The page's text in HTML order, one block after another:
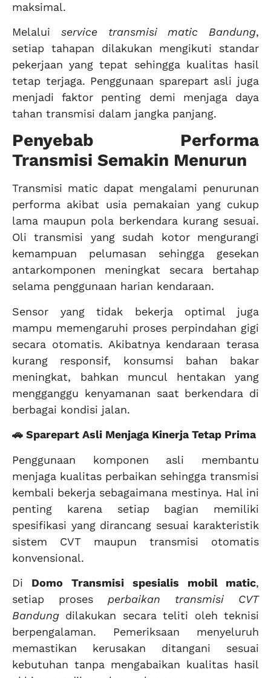
maksimal.
Melalui service transmisi matic Bandung,
setiap tahapan dilakukan mengikuti standar
pekerjaan yang tepat sehingga kualitas hasil
tetap terjaga. Penggunaan sparepart asli juga
menjadi faktor penting demi menjaga daya
tahan transmisi dalam jangka panjang.
Penyebab Performa
Transmisi Semakin Menurun
Transmisi matic dapat mengalami penurunan
performa akibat usia pemakaian yang cukup
lama maupun pola berkendara kurang sesuai.
Oli transmisi yang sudah kotor mengurangi
kemampuan pelumasan sehingga gesekan
antarkomponen meningkat secara bertahap
selama penggunaan harian kendaraan.
Sensor yang tidak bekerja optimal juga
mampu memengaruhi proses perpindahan gigi
secara otomatis. Akibatnya kendaraan terasa
kurang responsif, konsumsi bahan bakar
meningkat, bahkan muncul hentakan yang
mengganggu kenyamanan saat berkendara di
berbagai kondisi jalan.
🚗 Sparepart Asli Menjaga Kinerja Tetap Prima
Penggunaan komponen asli membantu
menjaga kualitas perbaikan sehingga transmisi
kembali bekerja sebagaimana mestinya. Hal ini
penting karena setiap bagian memiliki
spesifikasi yang dirancang sesuai karakteristik
sistem CVT maupun transmisi otomatis
konvensional.
Di Domo Transmisi spesialis mobil matic,
setiap proses perbaikan transmisi CVT
Bandung dilakukan secara teliti oleh teknisi
berpengalaman. Pemeriksaan menyeluruh
memastikan kerusakan ditangani sesuai
kebutuhan tanpa mengabaikan kualitas hasil